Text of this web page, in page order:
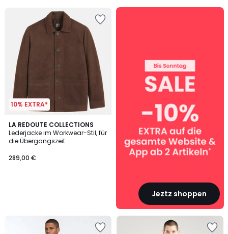
10% EXTRA*
LA REDOUTE COLLECTIONS
Lederjacke im Workwear-Stil, für
die Übergangszeit
289,00 €
Jeztz shoppen
SALE
Artikeln*